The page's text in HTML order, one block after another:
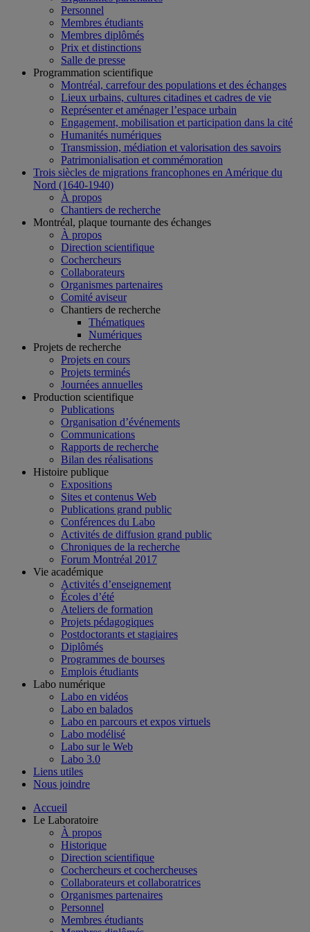
Personnel
Membres étudiants
Membres diplômés
Prix et distinctions
Salle de presse
Programmation scientifique
Montréal, carrefour des populations et des échanges
Lieux urbains, cultures citadines et cadres de vie
Représenter et aménager l’espace urbain
Engagement, mobilisation et participation dans la cité
Humanités numériques
Transmission, médiation et valorisation des savoirs
Patrimonialisation et commémoration
Trois siècles de migrations francophones en Amérique du
Nord (1640-1940)
À propos
Chantiers de recherche
Montréal, plaque tournante des échanges
À propos
Direction scientifique
Cochercheurs
Collaborateurs
Organismes partenaires
Comité aviseur
Chantiers de recherche
Thématiques
Numériques
Projets de recherche
Projets en cours
Projets terminés
Journées annuelles
Production scientifique
Publications
Organisation d’événements
Communications
Rapports de recherche
Bilan des réalisations
Histoire publique
Expositions
Sites et contenus Web
Publications grand public
Conférences du Labo
Activités de diffusion grand public
Chroniques de la recherche
Forum Montréal 2017
Vie académique
Activités d’enseignement
Écoles d’été
Ateliers de formation
Projets pédagogiques
Postdoctorants et stagiaires
Diplômés
Programmes de bourses
Emplois étudiants
Labo numérique
Labo en vidéos
Labo en balados
Labo en parcours et expos virtuels
Labo modélisé
Labo sur le Web
Labo 3.0
Liens utiles
Nous joindre
Accueil
Le Laboratoire
À propos
Historique
Direction scientifique
Cochercheurs et cochercheuses
Collaborateurs et collaboratrices
Organismes partenaires
Personnel
Membres étudiants